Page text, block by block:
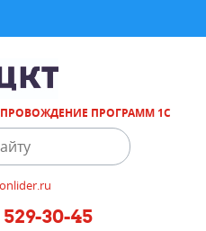
ПРОГРАММ 1С
529-30-45